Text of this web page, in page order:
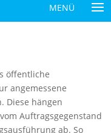
öffentliche
angemessene
Diese hängen
Auftragsgegenstand
ab. So